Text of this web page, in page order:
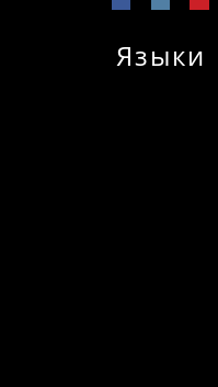
Языки